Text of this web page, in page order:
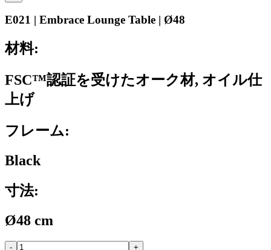
E021 | Embrace Lounge Table | Ø48
材料:
FSC™認証を受けたオーク材, オイル仕
上げ
フレーム:
Black
寸法:
Ø48 cm
- +